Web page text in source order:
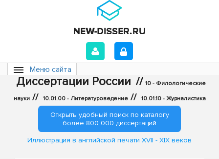
Меню сайта
Диссертации России // 10 - Филологические
науки // 10.01.00 - Литературоведение // 10.01.10 - Журналистика
Открыть удобный поиск по каталогу
более 800 000 диссертаций
Иллюстрация в английской печати XVII - XIX веков